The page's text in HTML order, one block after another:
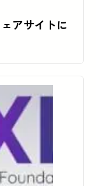
アサイトに